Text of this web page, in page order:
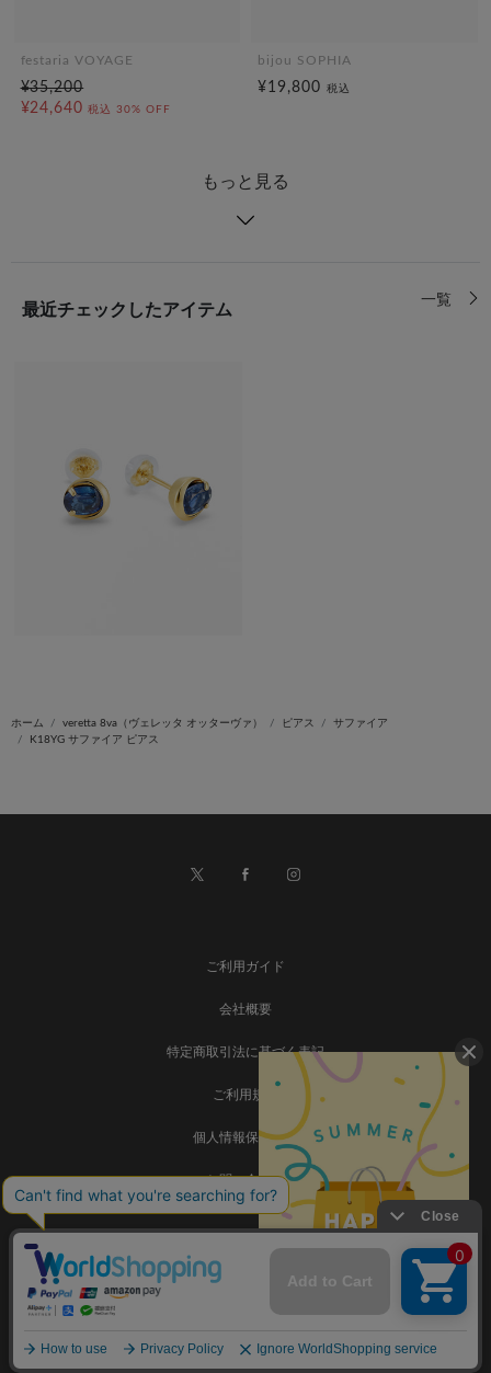
festaria VOYAGE
¥35,200
¥24,640 税込 30% OFF
bijou SOPHIA
¥19,800 税込
もっと見る
最近チェックしたアイテム
一覧
ホーム veretta 8va（ヴェレッタ オッターヴァ） ピアス
サファイア
K18YG サファイア ピアス
ご利用ガイド
会社概要
特定商取引法に基づく表記
ご利用規約
個人情報保護方針
お問い合わせ
事業再構築
Copyright © SADAMATSU Co., Ltd. all rights reserved.